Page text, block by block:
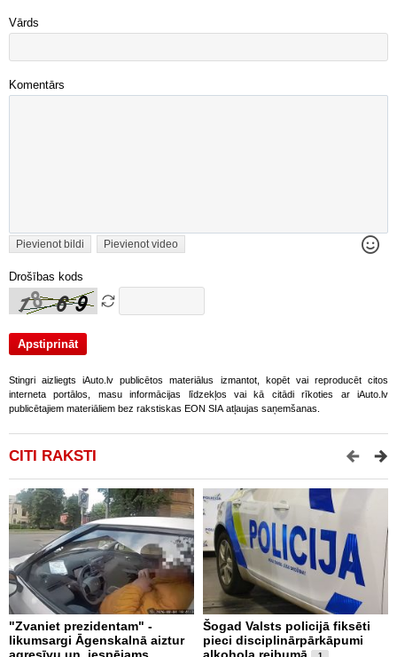
Vārds
Komentārs
Pievienot bildi Pievienot video
Drošības kods
Stingri aizliegts iAuto.lv publicētos materiālus izmantot, kopēt vai reproducēt citos
interneta portālos, masu informācijas līdzekļos vai kā citādi rīkoties ar iAuto.lv
publicētajiem materiāliem bez rakstiskas EON SIA atļaujas saņemšanas.
CITI RAKSTI
"Zvaniet prezidentam" -
likumsargi Āgenskalnā aiztur
Šogad Valsts policijā fiksēti
pieci disciplinārpārkāpumi